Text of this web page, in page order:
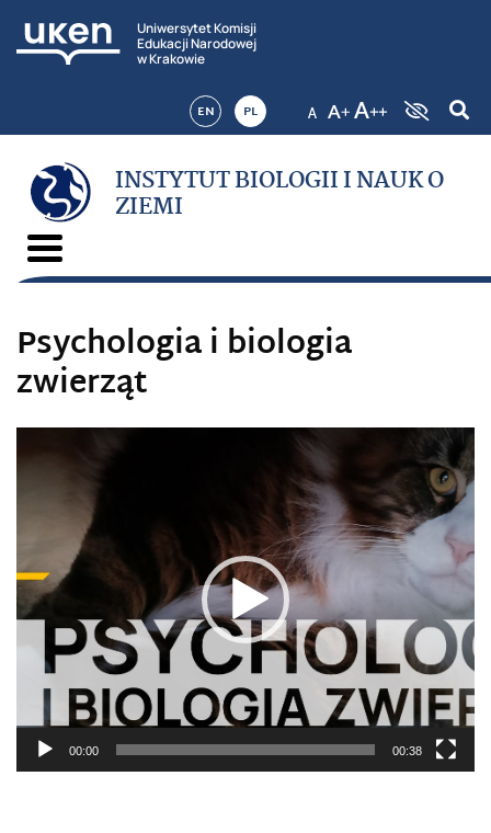
Uniwersytet Komisji
Edukacji Narodowej
w Krakowie
EN PL
INSTYTUT BIOLOGII I NAUK O
ZIEMI
Psychologia i biologia
zwierząt
video
00:00 00:38
y5jyjwy5j.